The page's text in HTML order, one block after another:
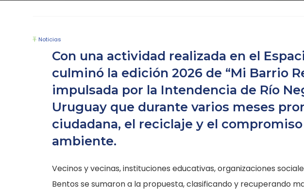
Noticias
Con una actividad realizada en el
culminó la edición 2026 de “Mi Barrio
impulsada por la Intendencia de Río
Uruguay que durante varios meses
ciudadana, el reciclaje y el
ambiente.
Vecinos y vecinas, instituciones educativas, organizaciones
Bentos se sumaron a la propuesta, clasificando y recuperando